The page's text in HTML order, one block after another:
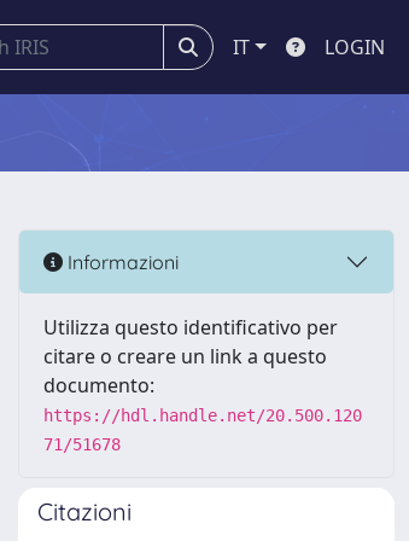
IT LOGIN
Informazioni
Utilizza questo identificativo per
citare o creare un link a questo
documento:
https://hdl.handle.net/20.500.120
71/51678
Citazioni